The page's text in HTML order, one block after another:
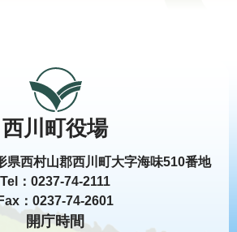
西川町役場
西村山郡西川町大字海味510番地
Tel：0237-74-2111
：0237-74-2601
開庁時間